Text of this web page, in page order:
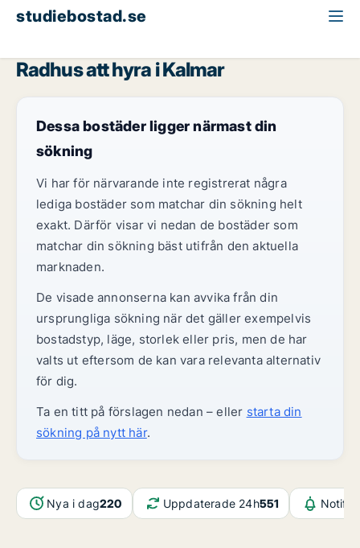
studiebostad.se
Radhus att hyra i Kalmar
Dessa bostäder ligger närmast din
sökning
Vi har för närvarande inte registrerat några
lediga bostäder som matchar din sökning helt
exakt. Därför visar vi nedan de bostäder som
matchar din sökning bäst utifrån den aktuella
marknaden.
De visade annonserna kan avvika från din
ursprungliga sökning när det gäller exempelvis
bostadstyp, läge, storlek eller pris, men de har
valts ut eftersom de kan vara relevanta alternativ
för dig.
Ta en titt på förslagen nedan – eller starta din
sökning på nytt här.
Nya i dag220 Uppdaterade 24h551